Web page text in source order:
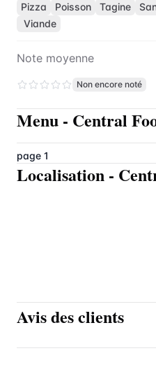
Pizza Poisson Tagine
Viande
Note moyenne
Non encore noté
Menu - Central
page 1
Localisation -
Avis des clients